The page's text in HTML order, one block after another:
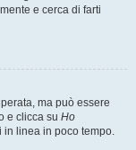
e cerca di farti
ma può essere
e clicca su Ho
in linea in poco tempo.